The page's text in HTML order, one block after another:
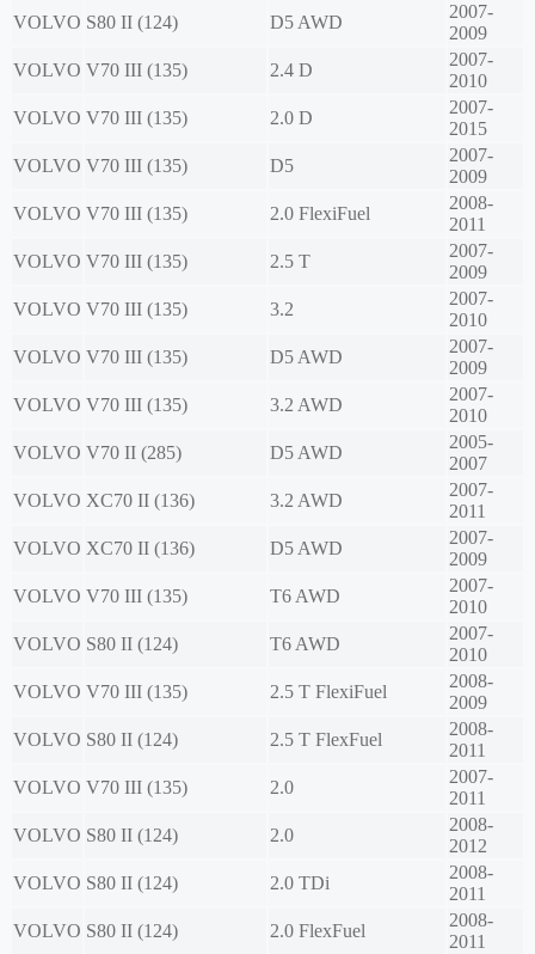
VOLVO S80 II (124) D5 AWD
2007-
2009
VOLVO V70 III (135) 2.4 D
2007-
2010
VOLVO V70 III (135) 2.0 D
2007-
2015
VOLVO V70 III (135) D5
2007-
2009
VOLVO V70 III (135) 2.0 FlexiFuel
2008-
2011
VOLVO V70 III (135) 2.5 T
2007-
2009
VOLVO V70 III (135) 3.2
2007-
2010
VOLVO V70 III (135) D5 AWD
2007-
2009
VOLVO V70 III (135) 3.2 AWD
2007-
2010
VOLVO V70 II (285) D5 AWD
2005-
2007
VOLVO XC70 II (136) 3.2 AWD
2007-
2011
VOLVO XC70 II (136) D5 AWD
2007-
2009
VOLVO V70 III (135) T6 AWD
2007-
2010
VOLVO S80 II (124) T6 AWD
2007-
2010
VOLVO V70 III (135) 2.5 T FlexiFuel
2008-
2009
VOLVO S80 II (124) 2.5 T FlexFuel
2008-
2011
VOLVO V70 III (135) 2.0
2007-
2011
VOLVO S80 II (124) 2.0
2008-
2012
VOLVO S80 II (124) 2.0 TDi
2008-
2011
VOLVO S80 II (124) 2.0 FlexFuel
2008-
2011